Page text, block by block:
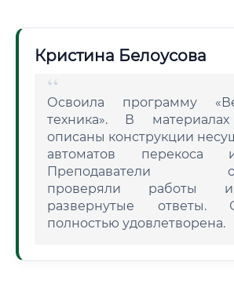
Кристина Белоусова
Освоила программу
техника». В
описаны конструкции
автоматов перекоса
Преподаватели
проверяли работы
развернутые ответы.
полностью удовлетворена.